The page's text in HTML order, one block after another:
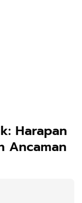
Harapan
Ancaman